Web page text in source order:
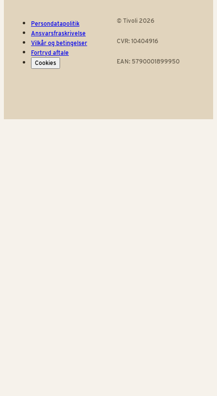
Persondatapolitik
Ansvarsfraskrivelse
Vilkår og betingelser
Fortryd aftale
Cookies
© Tivoli 2026
CVR: 10404916
EAN: 5790001899950